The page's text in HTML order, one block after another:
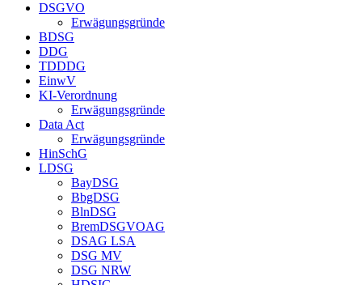
DSGVO
Erwägungsgründe
BDSG
DDG
TDDDG
EinwV
KI-Verordnung
Erwägungsgründe
Data Act
Erwägungsgründe
HinSchG
LDSG
BayDSG
BbgDSG
BlnDSG
BremDSGVOAG
DSAG LSA
DSG MV
DSG NRW